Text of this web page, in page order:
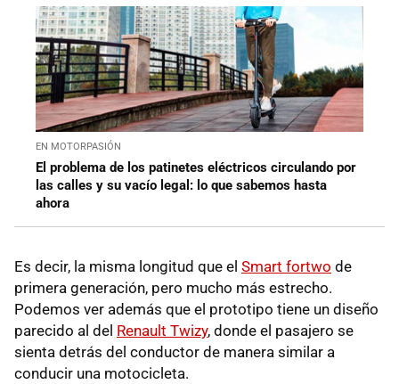
EN MOTORPASIÓN
El problema de los patinetes eléctricos circulando por
las calles y su vacío legal: lo que sabemos hasta
ahora
Es decir, la misma longitud que el Smart fortwo de
primera generación, pero mucho más estrecho.
Podemos ver además que el prototipo tiene un diseño
parecido al del Renault Twizy, donde el pasajero se
sienta detrás del conductor de manera similar a
conducir una motocicleta.